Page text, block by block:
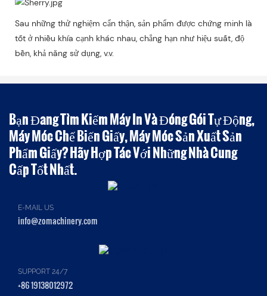
Sau những thử nghiệm cẩn thận, sản phẩm được chứng minh là
tốt ở nhiều khía cạnh khác nhau, chẳng hạn như hiệu suất, độ
bền, khả năng sử dụng, v.v.
Bạn Đang Tìm Kiếm Máy In Và Đóng Gói Tự Động,
Máy Móc Chế Biến Giấy, Máy Móc Sản Xuất Sản
Phẩm Giấy? Hãy Hợp Tác Với Những Nhà Cung
Cấp Tốt Nhất.
E-MAIL US
info@zomachinery.com
SUPPORT 24/7
+86 19138012972